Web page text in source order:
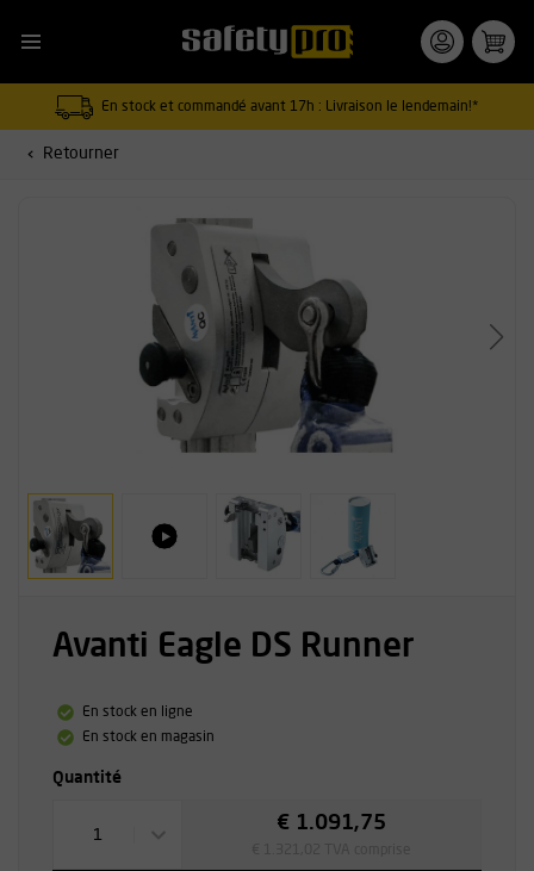
En stock et commandé avant 17h : Livraison le lendemain!*
Retourner
Avanti Eagle DS Runner
En stock en ligne
En stock en magasin
Quantité
1
€ 1.091,75